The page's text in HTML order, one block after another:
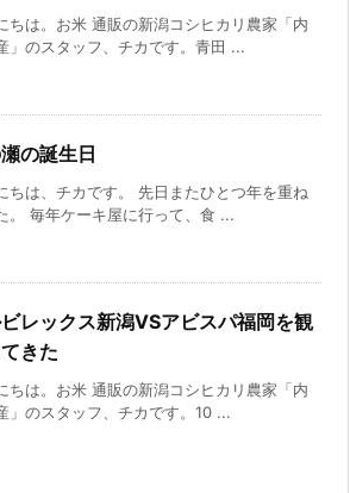
ちは。お米 通販の新潟コシヒカリ農家「内
」のスタッフ、チカです。青田 ...
の誕生日
ちは、チカです。 先日またひとつ年を重ね
。 毎年ケーキ屋に行って、食 ...
レックス新潟VSアビスパ福岡を観
きた
ちは。お米 通販の新潟コシヒカリ農家「内
」のスタッフ、チカです。10 ...